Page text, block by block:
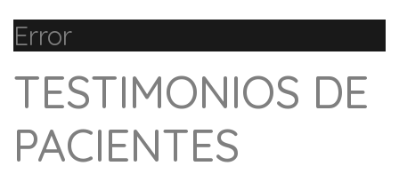
Error
TESTIMONIOS DE
PACIENTES